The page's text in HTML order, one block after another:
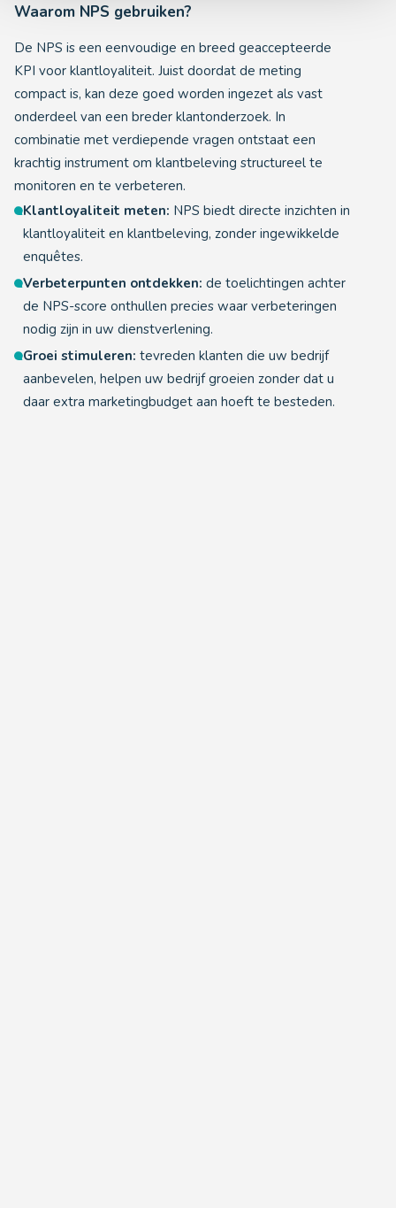
Waarom NPS gebruiken?
De NPS is een eenvoudige en breed geaccepteerde
KPI voor klantloyaliteit. Juist doordat de meting
compact is, kan deze goed worden ingezet als vast
onderdeel van een breder klantonderzoek. In
combinatie met verdiepende vragen ontstaat een
krachtig instrument om klantbeleving structureel te
monitoren en te verbeteren.
Klantloyaliteit meten: NPS biedt directe inzichten in
klantloyaliteit en klantbeleving, zonder ingewikkelde
enquêtes.
Verbeterpunten ontdekken: de toelichtingen achter
de NPS-score onthullen precies waar verbeteringen
nodig zijn in uw dienstverlening.
Groei stimuleren: tevreden klanten die uw bedrijf
aanbevelen, helpen uw bedrijf groeien zonder dat u
daar extra marketingbudget aan hoeft te besteden.